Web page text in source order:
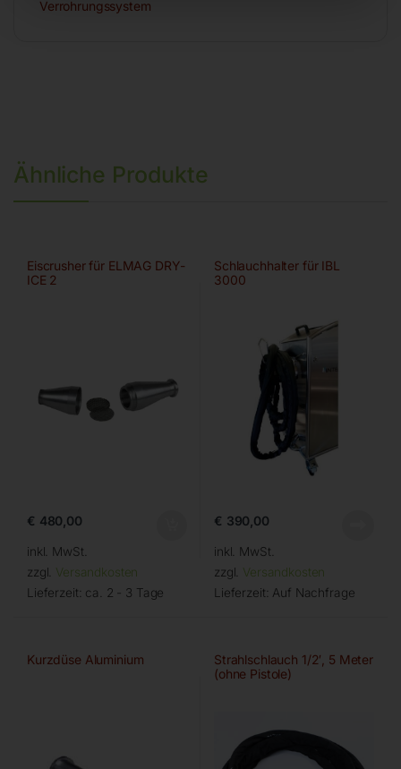
Verrohrungssystem
Ähnliche Produkte
Eiscrusher für ELMAG DRY-
ICE 2
€ 480,00
inkl. MwSt.
zzgl. Versandkosten
Lieferzeit: ca. 2 - 3 Tage
Schlauchhalter für IBL
3000
€ 390,00
inkl. MwSt.
zzgl. Versandkosten
Lieferzeit: Auf Nachfrage
Kurzdüse Aluminium
Strahlschlauch 1/2′, 5 Meter
(ohne Pistole)